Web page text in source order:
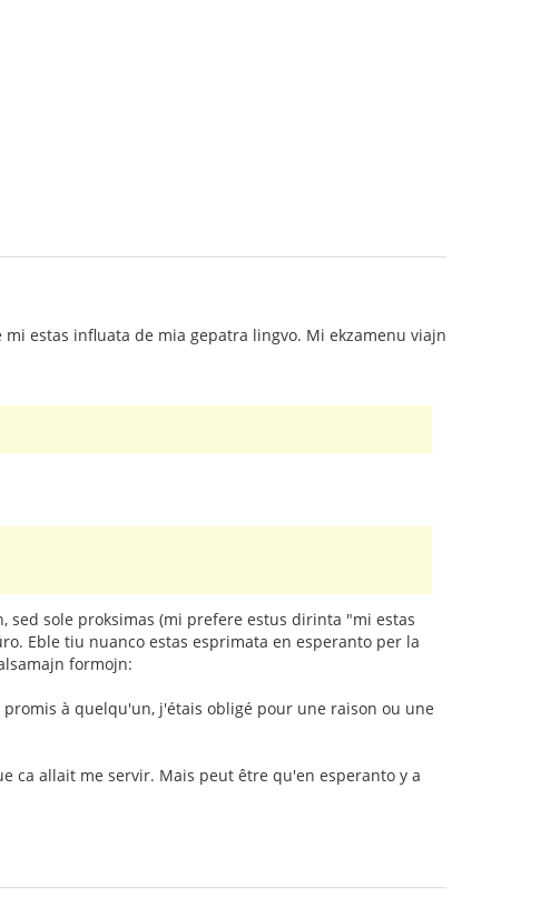
mi estas influata de mia gepatra lingvo. Mi ekzamenu viajn
sed sole proksimas (mi prefere estus dirinta "mi estas
Eble tiu nuanco estas esprimata en esperanto per la
formojn:
à quelqu'un, j'étais obligé pour une raison ou une
ca allait me servir. Mais peut être qu'en esperanto y a